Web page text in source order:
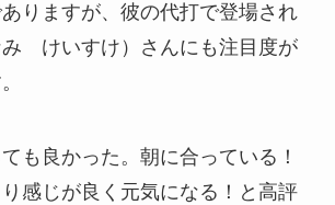
りますが、彼の代打で登場され
み けいすけ）さんにも注目度が
も良かった。朝に合っている！
感じが良く元気になる！と高評